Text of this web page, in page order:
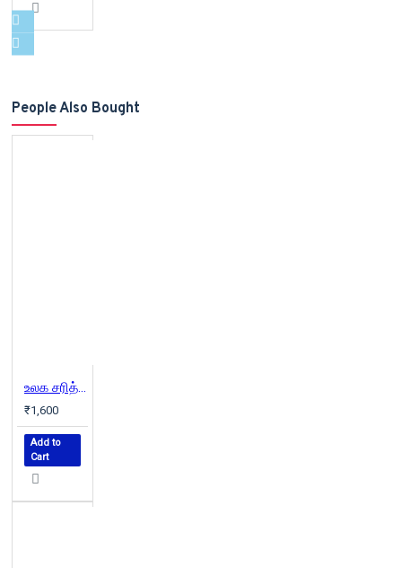
People Also Bought
உலக சரித்திரம் (2 parts) | GLIMPSES OF WORLD HISTORY
₹1,600
Add to
Cart